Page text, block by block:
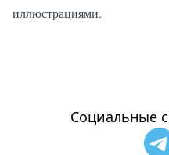
иллюстрациями.
Социальные